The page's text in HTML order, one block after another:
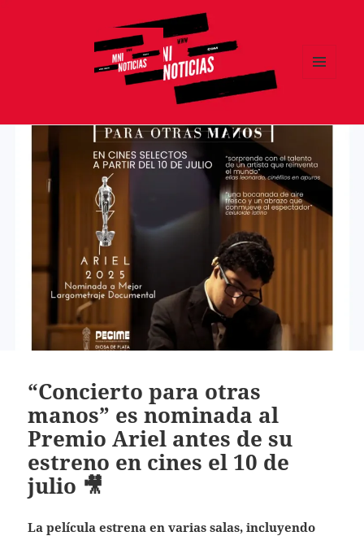
“Concierto para otras
manos” es nominada al
Premio Ariel antes de su
estreno en cines el 10 de
julio 🎥
La película estrena en varias salas, incluyendo